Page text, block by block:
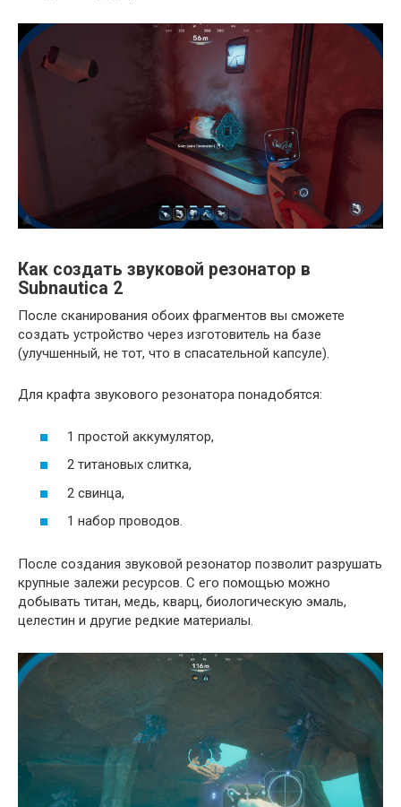
Как создать звуковой резонатор в
Subnautica 2
После сканирования обоих фрагментов вы сможете
создать устройство через изготовитель на базе
(улучшенный, не тот, что в спасательной капсуле).
Для крафта звукового резонатора понадобятся:
1 простой аккумулятор,
2 титановых слитка,
2 свинца,
1 набор проводов.
После создания звуковой резонатор позволит разрушать
крупные залежи ресурсов. С его помощью можно
добывать титан, медь, кварц, биологическую эмаль,
целестин и другие редкие материалы.